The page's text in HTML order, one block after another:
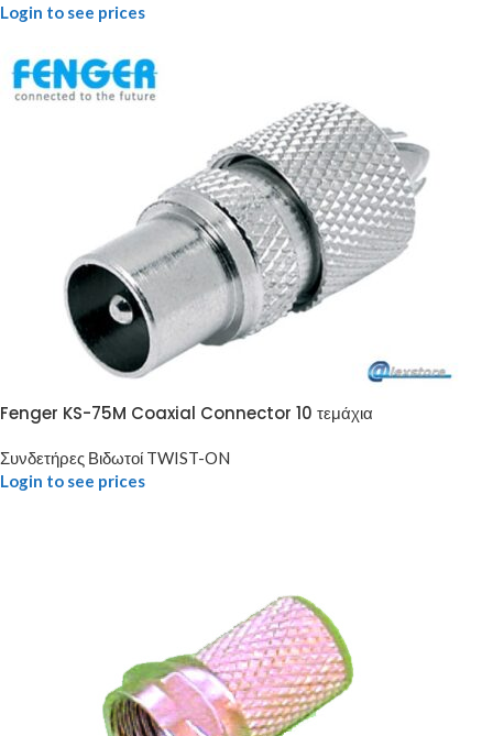
Login to see prices
Fenger KS-75M Coaxial Connector 10 τεμάχια
Συνδετήρες Βιδωτοί TWIST-ON
Login to see prices